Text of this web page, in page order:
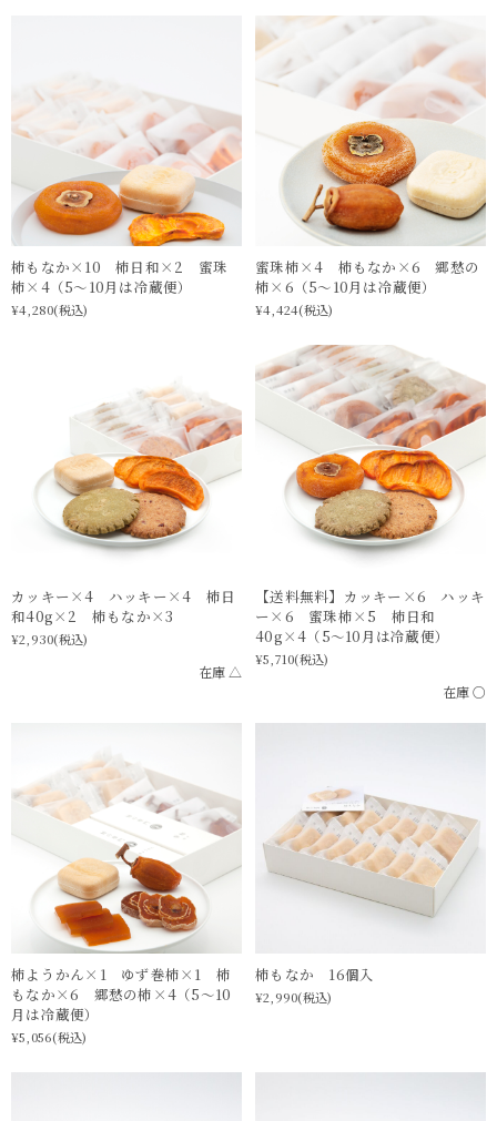
柿もなか×10 柿日和×2 蜜珠
柿×4（5〜10月は冷蔵便）
¥4,280(税込)
蜜珠柿×4 柿もなか×6 郷愁の
柿×6（5〜10月は冷蔵便）
¥4,424(税込)
カッキー×4 ハッキー×4 柿日
和40g×2 柿もなか×3
¥2,930(税込)
在庫 △
【送料無料】カッキー×6 ハッキ
ー×6 蜜珠柿×5 柿日和
40g×4（5〜10月は冷蔵便）
¥5,710(税込)
在庫 ○
柿ようかん×1 ゆず巻柿×1 柿
もなか×6 郷愁の柿×4（5〜10
月は冷蔵便）
¥5,056(税込)
柿もなか 16個入
¥2,990(税込)